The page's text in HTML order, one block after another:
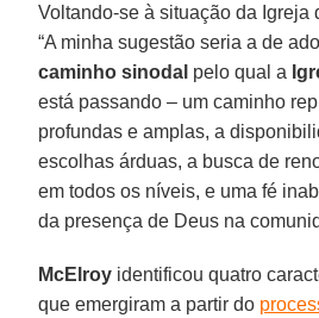
Voltando-se à situação da Igreja
“A minha sugestão seria a de
caminho sinodal pelo qual a
está passando – um caminho
profundas e amplas, a
escolhas árduas, a busca de
em todos os níveis, e uma fé
da presença de Deus na
McElroy identificou quatro
que emergiram a partir do